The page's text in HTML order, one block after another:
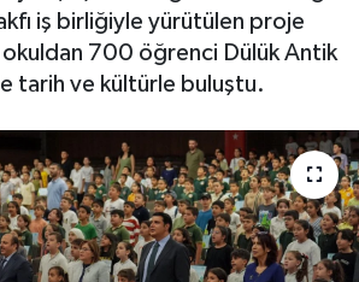
iş birliğiyle yürütülen proje
okuldan 700 öğrenci Dülük Antik
tarih ve kültürle buluştu.